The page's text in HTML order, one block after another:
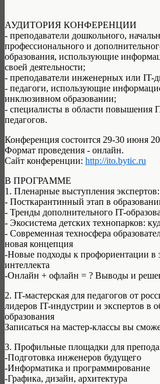
АУДИТОРИЯ КОНФЕРЕНЦИИ
- преподаватели дошкольного,
профессионального и
образования, использующие
своей деятельности;
- преподаватели инженерных или IT-
- педагоги, использующие
инклюзивном образовании;
- специалисты в области повышения
педагогов.
Конференция состоится 29-30 июня
Формат проведения - онлайн.
Сайт конференции: http://ito.bytic.ru
В ПРОГРАММЕ
1. Пленарные выступления экспертов:
- Посткарантинный этап в
- Тренды дополнительного IT-
- Экосистема детских технопарков:
- Современная техносфера
новая концепция
-Новые подходы к профориентации в
интеллекта
-Онлайн + офлайн = ? Выводы и
2. IT-мастерская для педагогов от
лидеров IT-индустрии и экспертов в
образования
Записаться на мастер-классы вы
3. Профильные площадки для
-Подготовка инженеров будущего
-Информатика и программирование
-Графика, дизайн, архитектура